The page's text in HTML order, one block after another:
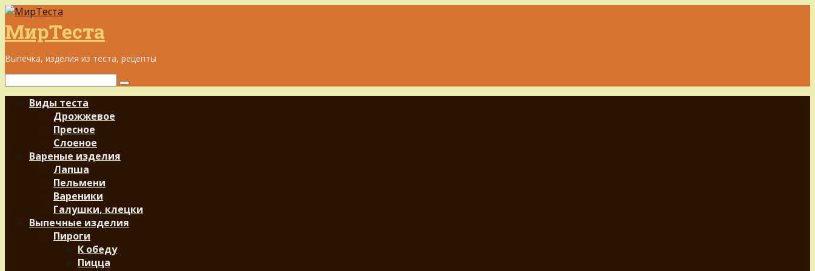
Перейти
к
контенту
МирТеста
Выпечка, изделия из теста, рецепты
Поиск:
Виды теста
Дрожжевое
Пресное
Слоеное
Вареные изделия
Лапша
Пельмени
Вареники
Галушки, клецки
Выпечные изделия
Пироги
К обеду
Пицца